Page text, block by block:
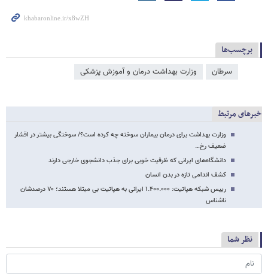
برچسب‌ها
سرطان وزارت بهداشت درمان و آموزش پزشکی
خبرهای مرتبط
وزارت بهداشت برای درمان بیماران سوخته چه کرده است؟/ سوختگی بیشتر در اقشار
ضعیف رخ…
دانشگاه‌های ایرانی که ظرفیت خوبی برای جذب دانشجوی خارجی دارند
کشف اندامی تازه در بدن انسان
رییس شبکه هپاتیت: ۱.۴۰۰.۰۰۰ ایرانی به هپاتیت بی مبتلا هستند؛ ۷۰ درصدشان
ناشناس
نظر شما